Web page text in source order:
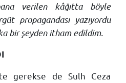
verilen kâğıtta böyle
propagandası yazıyordu
bir şeyden itham edildim.
gerekse de Sulh Ceza